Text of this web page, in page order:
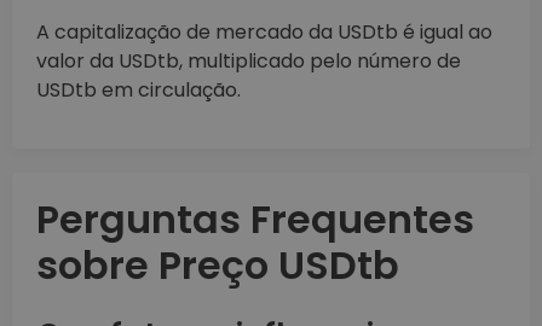
A capitalização de mercado da USDtb é igual ao
valor da USDtb, multiplicado pelo número de
USDtb em circulação.
Perguntas Frequentes
sobre Preço USDtb